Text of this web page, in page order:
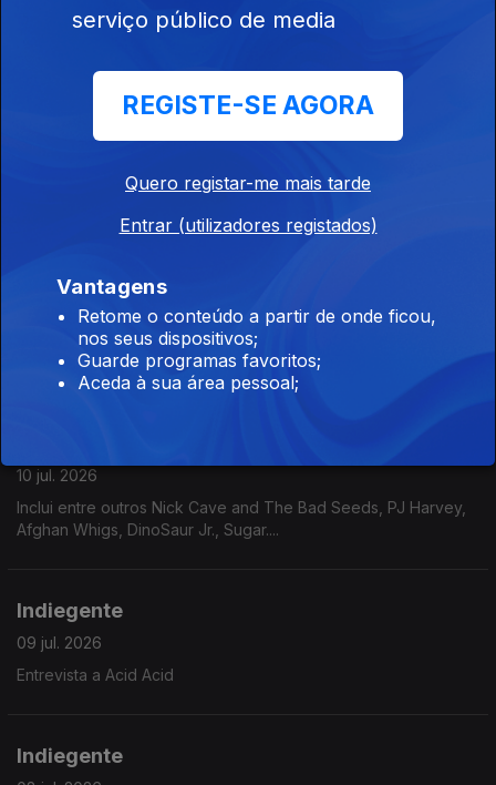
Dead Pioneers....
14 jul. 2026
Inclui entre outros Gilla Band, Maquina, Snooper, N8noface,
Indiegente
13 jul. 2026
Inclui entre outros Joe Unknown, Gurriers, Chalk, Maquina,
Mary in the Junkyard....
10 jul. 2026
Inclui entre outros Nick Cave and The Bad Seeds, PJ Harvey,
Afghan Whigs, DinoSaur Jr., Sugar....
Indiegente
09 jul. 2026
Entrevista a Acid Acid
Indiegente
serviço público de media
REGISTE-SE AGORA
Quero registar-me mais tarde
Entrar (utilizadores registados)
Vantagens
Retome o conteúdo a partir de onde ficou,
nos seus dispositivos;
Guarde programas favoritos;
Aceda à sua área pessoal;